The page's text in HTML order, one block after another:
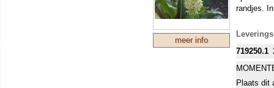
meer info
randjes.
719250.1
Plaats dit